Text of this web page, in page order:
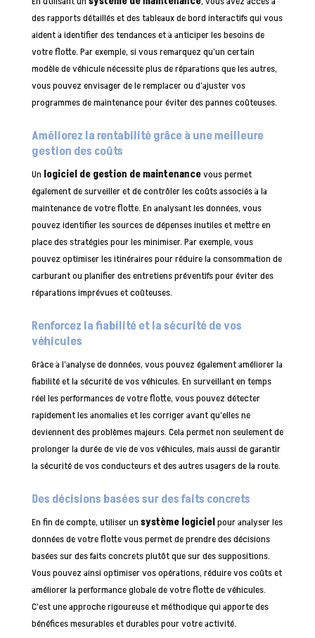
des rapports détaillés et des tableaux de bord interactifs qui vous
aident à identifier des tendances et à anticiper les besoins de
votre flotte. Par exemple, si vous remarquez qu’un certain
modèle de véhicule nécessite plus de réparations que les autres,
vous pouvez envisager de le remplacer ou d’ajuster vos
programmes de maintenance pour éviter des pannes coûteuses.
Améliorez la rentabilité grâce à une meilleure
gestion des coûts
Un logiciel de gestion de maintenancevous permet
également de surveiller et de contrôler les coûts associés à la
maintenance de votre flotte. En analysant les données, vous
pouvez identifier les sources de dépenses inutiles et mettre en
place des stratégies pour les minimiser. Par exemple, vous
pouvez optimiser les itinéraires pour réduire la consommation de
carburant ou planifier des entretiens préventifs pour éviter des
réparations imprévues et coûteuses.
Renforcez la fiabilité et la sécurité de vos
véhicules
Grâce à l’analyse de données, vous pouvez également améliorer la
fiabilité et la sécurité de vos véhicules. En surveillant en temps
réel les performances de votre flotte, vous pouvez détecter
rapidement les anomalies et les corriger avant qu’elles ne
deviennent des problèmes majeurs. Cela permet non seulement de
prolonger la durée de vie de vos véhicules, mais aussi de garantir
la sécurité de vos conducteurs et des autres usagers de la route.
Des décisions basées sur des faits concrets
En fin de compte, utiliser un système logicielpour analyser les
données de votre flotte vous permet de prendre des décisions
basées sur des faits concrets plutôt que sur des suppositions.
Vous pouvez ainsi optimiser vos opérations, réduire vos coûts et
améliorer la performance globale de votre flotte de véhicules.
C’est une approche rigoureuse et méthodique qui apporte des
bénéfices mesurables et durables pour votre activité.